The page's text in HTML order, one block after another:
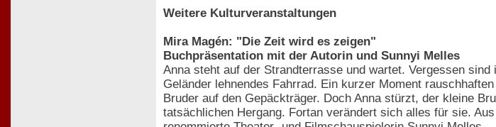
Weitere Kulturveranstaltungen
Mira Magén: "Die Zeit wird es zeigen"
Buchpräsentation mit der Autorin und Sunnyi Melles
Anna steht auf der Strandterrasse und wartet. Vergessen
Geländer lehnendes Fahrrad. Ein kurzer Moment
Bruder auf den Gepäckträger. Doch Anna stürzt, der kleine
tatsächlichen Hergang. Fortan verändert sich alles für sie.